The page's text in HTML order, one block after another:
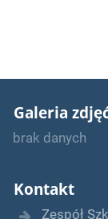
Galeria
brak danych
Kontakt
Zespół